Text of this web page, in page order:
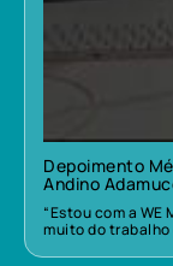
Depoimento
Andino
“Estou com a
muito do trabalho